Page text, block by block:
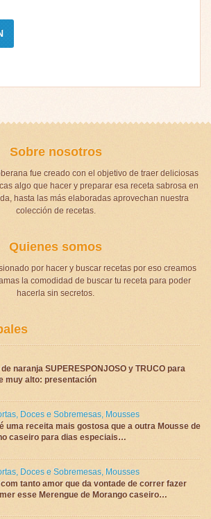
Sobre nosotros
fue creado con el objetivo de traer deliciosas
algo que hacer y preparar esa receta sabrosa en
hasta las más elaboradas aprovechan nuestra
colección de recetas.
Quienes somos
por hacer y buscar recetas por eso creamos
la comodidad de buscar tu receta para poder
hacerla sin secretos.
naranja SUPERESPONJOSO y TRUCO para
muy alto: presentación
, Doces e Sobremesas, Mousses
uma receita mais gostosa que a outra Mousse de
caseiro para dias especiais…
, Doces e Sobremesas, Mousses
tanto amor que da vontade de correr fazer
esse Merengue de Morango caseiro…